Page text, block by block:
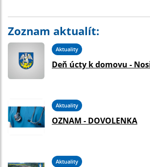
Zoznam aktualít:
Aktuality
Deň úcty k domovu -
Aktuality
OZNAM - DOVOLENKA
Aktuality